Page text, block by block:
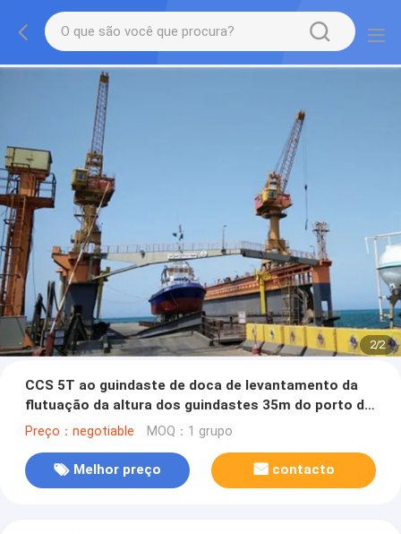
2/2
CCS 5T ao guindaste de doca de levantamento da
flutuação da altura dos guindastes 35m do porto do
estaleiro 40T
Preço：negotiable MOQ：1 grupo
Melhor preço contacto